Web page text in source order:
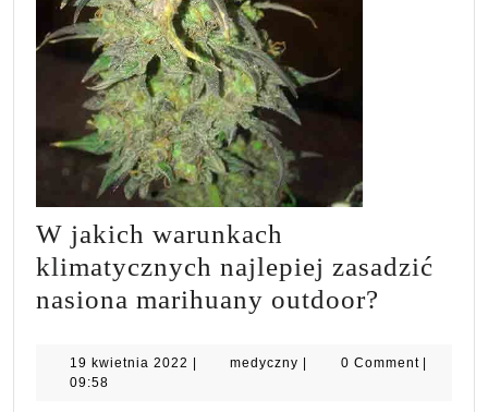
W jakich warunkach
klimatycznych najlepiej zasadzić
nasiona marihuany outdoor?
19 kwietnia 2022 19
| medyczny medyczny
| 0 Comment |
09:58